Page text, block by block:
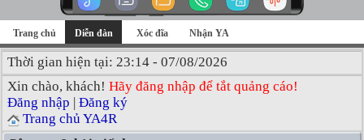
Trang chủ Diễn đàn Xóc đĩa Nhận YA
Thời gian hiện tại: 23:14 - 07/08/2026
Xin chào, khách! Hãy đăng nhập để tắt quảng cáo!
Đăng nhập | Đăng ký
Trang chủ YA4R